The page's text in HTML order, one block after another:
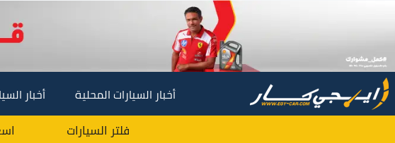
أخبار السيارات المحلية أخبار
فلتر السيارات